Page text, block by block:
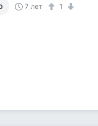
7 лет 1